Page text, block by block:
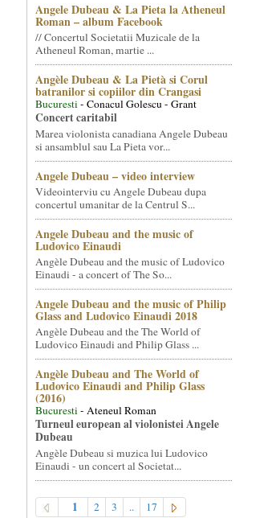
Angele Dubeau & La Pieta la Atheneul
Roman – album Facebook
// Concertul Societatii Muzicale de la
Atheneul Roman, martie ...
Angèle Dubeau & La Pietà si Corul
batranilor si copiilor din Crangasi
Bucuresti- Conacul Golescu - Grant
Concert caritabil
Marea violonista canadiana Angele Dubeau
si ansamblul sau La Pieta vor...
Angele Dubeau – video interview
Videointerviu cu Angele Dubeau dupa
concertul umanitar de la Centrul S...
Angele Dubeau and the music of
Ludovico Einaudi
Angèle Dubeau and the music of Ludovico
Einaudi - a concert of The So...
Angele Dubeau and the music of Philip
Glass and Ludovico Einaudi 2018
Angèle Dubeau and the The World of
Ludovico Einaudi and Philip Glass ...
Angèle Dubeau and The World of
Ludovico Einaudi and Philip Glass
(2016)
Bucuresti- Ateneul Roman
Turneul european al violonistei Angele
Dubeau
Angèle Dubeau si muzica lui Ludovico
Einaudi - un concert al Societat...
1 2 3 .. 17